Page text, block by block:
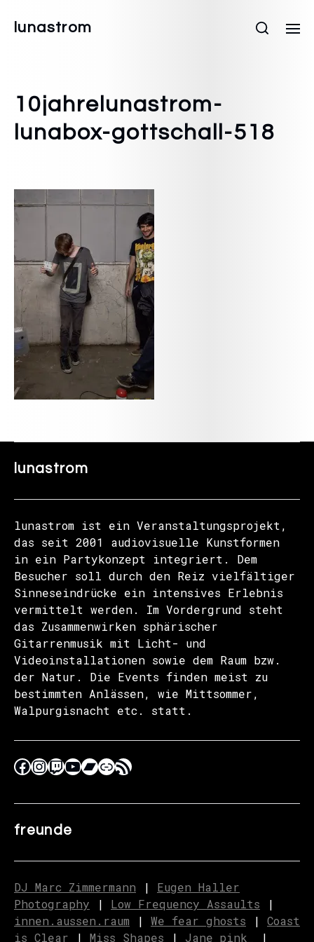
lunastrom
10jahrelunastrom-
lunabox-gottschall-518
lunastrom
lunastrom ist ein Veranstaltungsprojekt,
das seit 2001 audiovisuelle Kunstformen
in ein Partykonzept integriert. Dem
Besucher soll durch den Reiz vielfältiger
Sinneseindrücke ein intensives Erlebnis
vermittelt werden. Im Vordergrund steht
das Zusammenwirken sphärischer
Gitarrenmusik mit Licht- und
Videoinstallationen sowie dem Raum bzw.
der Natur. Die Events finden meist zu
bestimmten Anlässen, wie Mittsommer,
Walpurgisnacht etc. statt.
freunde
DJ Marc Zimmermann | Eugen Haller
Photography | Low Frequency Assaults |
innen.aussen.raum | We fear ghosts | Coast
is Clear | Miss Shapes | Jane_pink_ |